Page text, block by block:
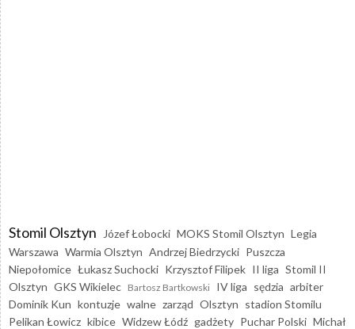
Stomil Olsztyn Józef Łobocki MOKS Stomil Olsztyn Legia
Warszawa Warmia Olsztyn Andrzej Biedrzycki Puszcza
Niepołomice Łukasz Suchocki Krzysztof Filipek II liga Stomil II
Olsztyn GKS Wikielec Bartosz Bartkowski IV liga sędzia arbiter
Dominik Kun kontuzje walne zarząd Olsztyn stadion Stomilu
Pelikan Łowicz kibice Widzew Łódź gadżety Puchar Polski Michał